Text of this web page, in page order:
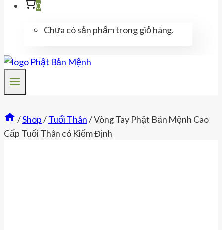
0
Chưa có sản phẩm trong giỏ hàng.
/Shop/Tuổi Thân/Vòng Tay Phật Bản Mệnh Cao
Cấp Tuổi Thân có Kiểm Định